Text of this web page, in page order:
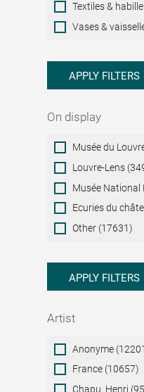
Textiles &
Vases &
APPLY FILTERS
On display
On
display
Musée du
Louvre-Lens
Musée National
Ecuries du
Other (17631)
APPLY FILTERS
Artist
ArtistAnonyme
France (10657)
Chapu, Henri